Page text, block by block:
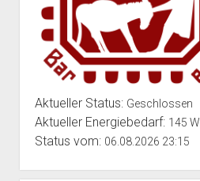
Aktueller Status: Geschlossen
Aktueller Energiebedarf: 145 W
Status vom: 06.08.2026 23:15